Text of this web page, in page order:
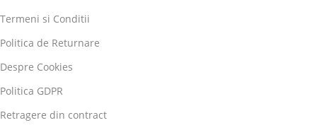
Termeni si Conditii
Politica de Returnare
Despre Cookies
Politica GDPR
Retragere din contract